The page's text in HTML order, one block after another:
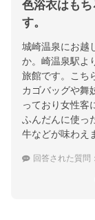
色浴衣はも
す。
城崎温泉にお越
か。崎温泉駅よ
旅館です。こち
カゴバッグや舞
っており女性客
ふんだんに使っ
牛などが味わえ
回答された質問：